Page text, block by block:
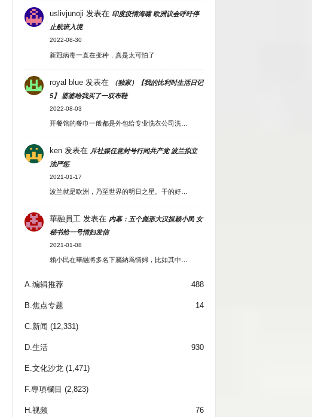
uslivjunoji 发表在 印度疫情海啸 欧洲议会呼吁停
止航班入境
2022-08-30
新冠病毒一直在变种，真是太可怕了
royal blue发表在
（独家）【我的比利时生活日记
5】 婆婆给我买了一双布鞋
2022-08-03
开餐馆的餐巾一般都是外包给专业洗衣公司洗…
ken发表在 斥社媒任意封号行同共产党 波兰拟立
法严惩
2021-01-17
波兰就是欧洲，乃至世界的明日之星。干的好…
華融員工 发表在 内幕：五个彪形大汉抓赖小民 女
秘书给一号情妇发信
2021-01-08
賴小民在華融將多名下屬納爲情婦，比如其中…
A.编辑推荐 488
B.焦点专题 14
C.新闻 (12,331)
D.生活 930
E.文化沙龙 (1,471)
F.專項欄目 (2,823)
H.视频 76